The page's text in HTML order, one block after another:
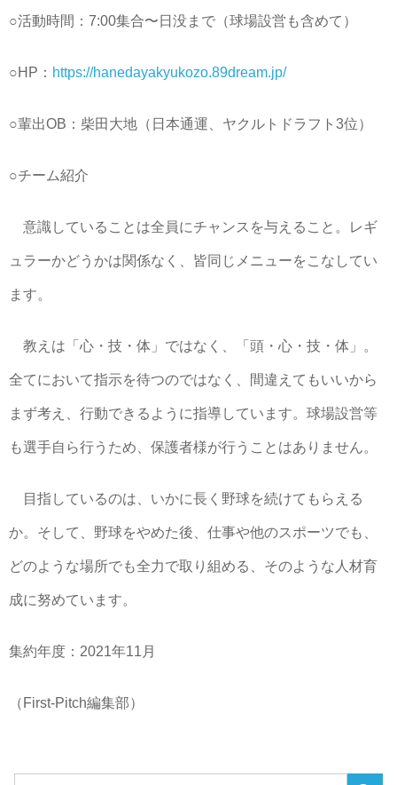
○活動時間：7:00集合〜日没まで（球場設営も含めて）
○HP： https://hanedayakyukozo.89dream.jp/
○輩出OB：柴田大地（日本通運、ヤクルトドラフト3位）
○チーム紹介
意識していることは全員にチャンスを与えること。レギ
ュラーかどうかは関係なく、皆同じメニューをこなしてい
ます。
教えは「心・技・体」ではなく、「頭・心・技・体」。
全てにおいて指示を待つのではなく、間違えてもいいから
まず考え、行動できるように指導しています。球場設営等
も選手自ら行うため、保護者様が行うことはありません。
目指しているのは、いかに長く野球を続けてもらえる
か。そして、野球をやめた後、仕事や他のスポーツでも、
どのような場所でも全力で取り組める、そのような人材育
成に努めています。
集約年度：2021年11月
（First-Pitch編集部）